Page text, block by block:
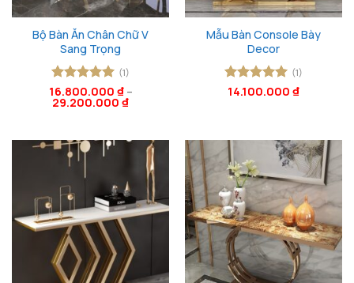
Bộ Bàn Ăn Chân Chữ V
Sang Trọng
Được xếp
hạng55
(1)
16.800.000 ₫–
29.200.000 ₫
Mẫu Bàn Console Bày
Decor
Được xếp
(1)
14.100.000 ₫